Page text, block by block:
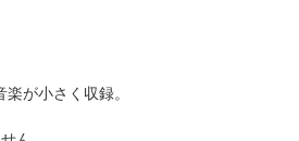
が小さく収録。